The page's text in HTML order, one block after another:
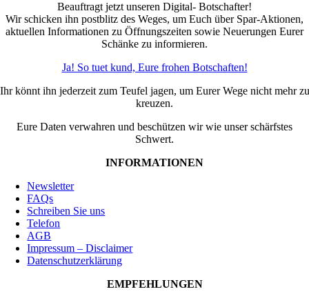
Beauftragt jetzt unseren Digital- Botschafter!
Wir schicken ihn postblitz des Weges, um Euch über Spar-Aktionen,
aktuellen Informationen zu Öffnungszeiten sowie Neuerungen Eurer
Schänke zu informieren.
Ja! So tuet kund, Eure frohen Botschaften!
Ihr könnt ihn jederzeit zum Teufel jagen, um Eurer Wege nicht mehr zu
kreuzen.
Eure Daten verwahren und beschützen wir wie unser schärfstes
Schwert.
INFORMATIONEN
Newsletter
FAQs
Schreiben Sie uns
Telefon
AGB
Impressum – Disclaimer
Datenschutzerklärung
EMPFEHLUNGEN